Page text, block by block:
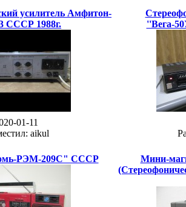
усилитель Амфитон-
СССР 1988г.
01-11
aikul
''Вега-
РЭМ-209С" СССР
Мини-